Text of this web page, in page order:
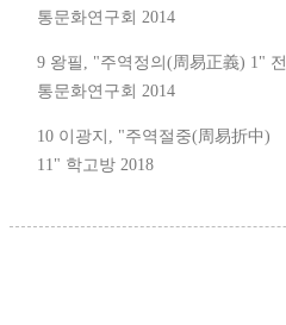
통문화연구회 2014
9 왕필, "주역정의(周易正義) 1" 전
통문화연구회 2014
10 이광지, "주역절중(周易折中)
11" 학고방 2018